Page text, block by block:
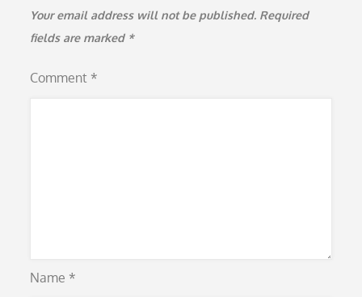
Your email address will not be published. Required
fields are marked *
Comment *
Name *